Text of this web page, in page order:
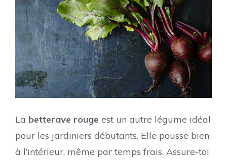
La betterave rouge est un autre légume idéal
pour les jardiniers débutants. Elle pousse bien
à l’intérieur, même par temps frais. Assure-toi